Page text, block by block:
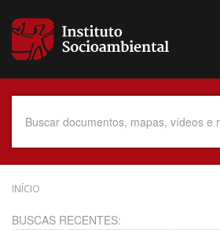
para
conteúdo
Data do Documento
INÍCIO
BUSCAS RECENTES: